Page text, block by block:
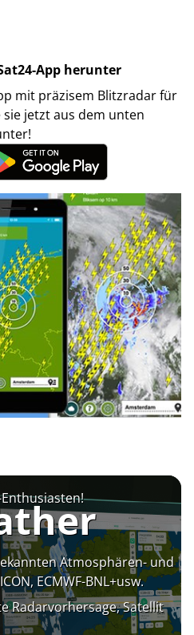
App herunter
mit präzisem Blitzradar für
sie jetzt aus dem unten
Atmosphären- und
ECMWF-BNL+usw.
Radarvorhersage, Satellit